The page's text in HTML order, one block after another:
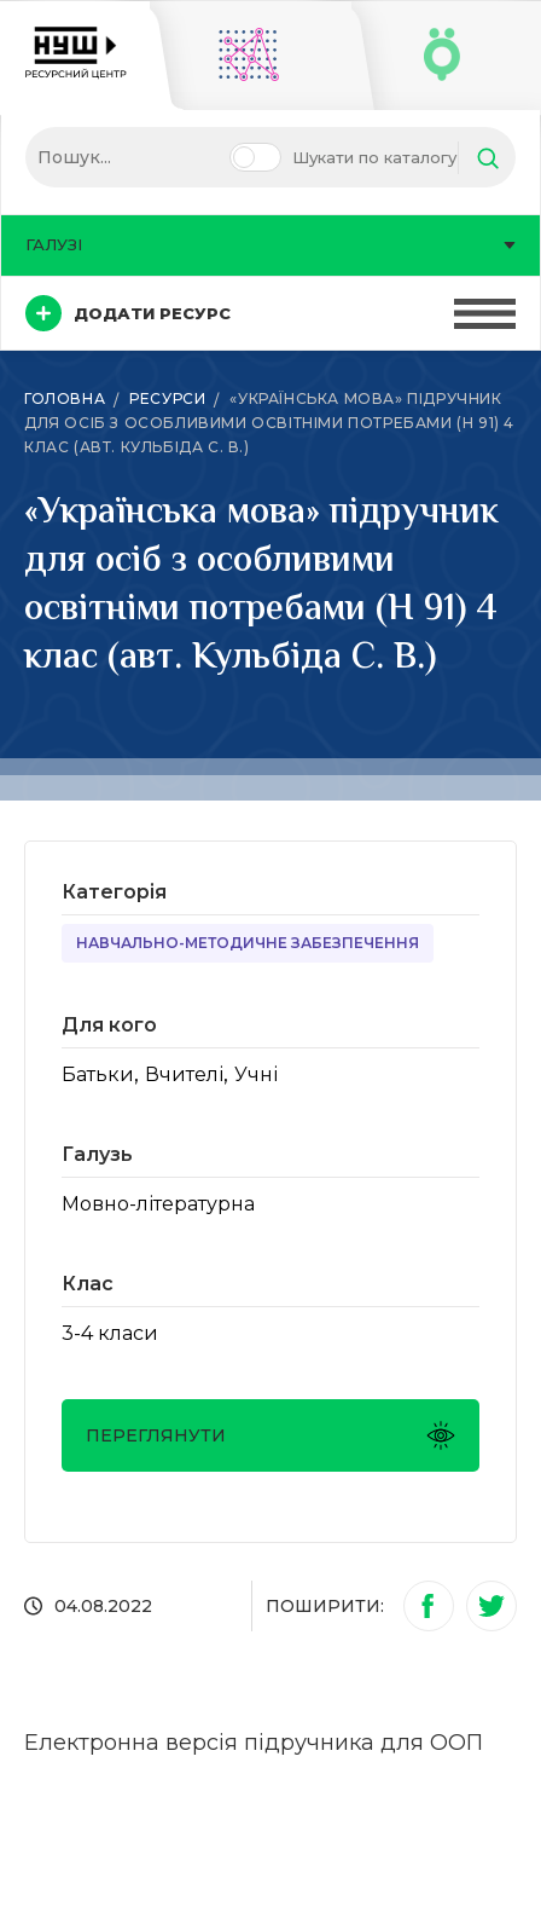
Шукати по каталогу
ДОДАТИ РЕСУРС
ГАЛУЗІ
ГОЛОВНА РЕСУРСИ
«УКРАЇНСЬКА МОВА» ПІДРУЧНИК
ДЛЯ ОСІБ З ОСОБЛИВИМИ ОСВІТНІМИ ПОТРЕБАМИ (Н 91) 4
КЛАС (АВТ. КУЛЬБІДА С. В.)
«Українська мова» підручник
для осіб з особливими
освітніми потребами (Н 91) 4
клас (авт. Кульбіда С. В.)
04.08.2022 ПОШИРИТИ:
Електронна версія підручника для ООП
Категорія
НАВЧАЛЬНО-МЕТОДИЧНЕ ЗАБЕЗПЕЧЕННЯ
Для кого
Батьки, Вчителі, Учні
Галузь
Мовно-літературна
Клас
3-4 класи
ПЕРЕГЛЯНУТИ